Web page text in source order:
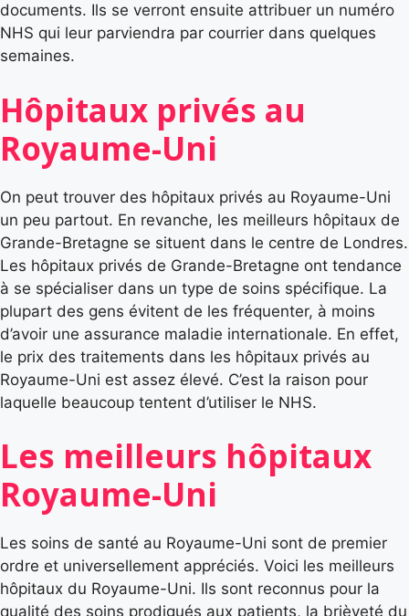
documents. Ils se verront ensuite attribuer un numéro
NHS qui leur parviendra par courrier dans quelques
semaines.
Hôpitaux privés au
Royaume-Uni
On peut trouver des hôpitaux privés au Royaume-Uni
un peu partout. En revanche, les meilleurs hôpitaux de
Grande-Bretagne se situent dans le centre de Londres.
Les hôpitaux privés de Grande-Bretagne ont tendance
à se spécialiser dans un type de soins spécifique. La
plupart des gens évitent de les fréquenter, à moins
d’avoir une assurance maladie internationale. En effet,
le prix des traitements dans les hôpitaux privés au
Royaume-Uni est assez élevé. C’est la raison pour
laquelle beaucoup tentent d’utiliser le NHS.
Les meilleurs hôpitaux
Royaume-Uni
Les soins de santé au Royaume-Uni sont de premier
ordre et universellement appréciés. Voici les meilleurs
hôpitaux du Royaume-Uni. Ils sont reconnus pour la
qualité des soins prodigués aux patients, la brièveté du